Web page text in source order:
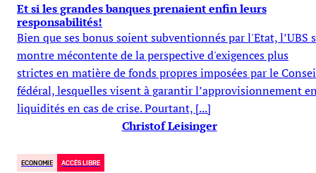
Et si les grandes banques prenaient enfin leurs
responsabilités!
Bien que ses bonus soient subventionnés par l'Etat, l’UBS
montre mécontente de la perspective d'exigences plus
strictes en matière de fonds propres imposées par le
fédéral, lesquelles visent à garantir l’approvisionnement
liquidités en cas de crise. Pourtant, [...]
Christof Leisinger
ECONOMIE ACCÈS LIBRE